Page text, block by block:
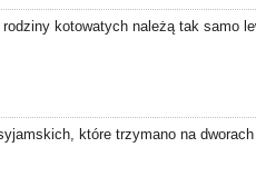
kotowatych należą tak samo
które trzymano na